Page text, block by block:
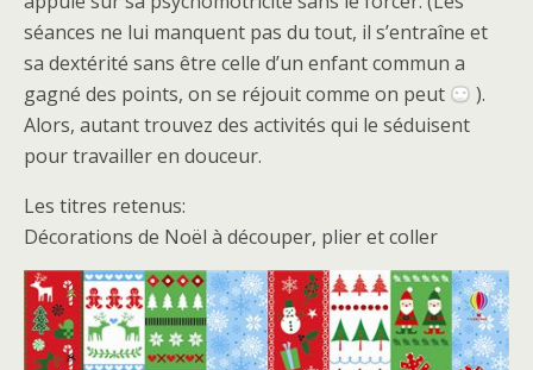
séances ne lui manquent pas du tout, il s’entraîne et
sa dextérité sans être celle d’un enfant commun a
gagné des points, on se réjouit comme on peut
).
Alors, autant trouvez des activités qui le séduisent
pour travailler en douceur.
Les titres retenus:
Décorations de Noël à découper, plier et coller